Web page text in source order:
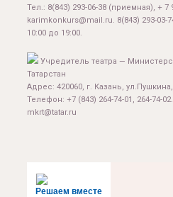
Тел.: 8(843) 293-06-38 (приемная), + 7
karimkonkurs@mail.ru. 8(843) 293-03-
10:00 до 19:00.
Учредитель театра —
Татарстан
Адрес: 420060, г. Казань,
Телефон: +7 (843) 264-74-01, 264-74-
mkrt@tatar.ru
Решаем вместе